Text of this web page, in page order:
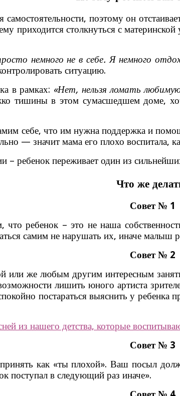
поэтому он
приходится столкнуться с
немного не в себе. Я немного
ситуацию.
в рамках: «Нет, нельзя ломать
тишины в этом сумасшедшем доме,
себе, что им нужна поддержка и
— значит мама его плохо воспитала,
– ребенок переживает один из
Что же
Совет № 1
что ребенок – это не наша
самим не нарушать их, иначе
Совет № 2
или же любым другим интересным
лишить юного артиста
постараться выяснить у
из нашего детства, которые
Совет № 3
как «ты плохой». Ваш посыл
поступал в следующий раз иначе».